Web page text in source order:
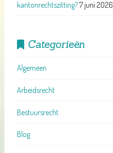
kantonrechtszitting?7 juni 2026
Categorieën
Algemeen
Arbeidsrecht
Bestuursrecht
Blog